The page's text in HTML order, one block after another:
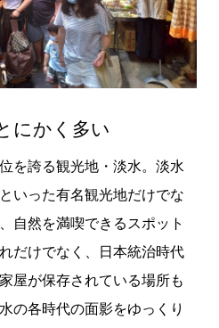
にかく多い
を誇る観光地・淡水。淡水
いった有名観光地だけでな
自然を満喫できるスポット
だけでなく、日本統治時代
屋が保存されている場所も
の各時代の面影をゆっくり